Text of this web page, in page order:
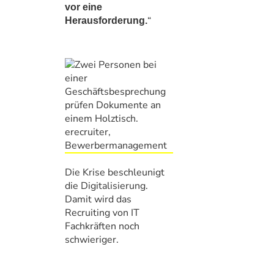
vor eine
Herausforderung.“
Die Krise beschleunigt
die Digitalisierung.
Damit wird das
Recruiting von IT
Fachkräften noch
schwieriger.